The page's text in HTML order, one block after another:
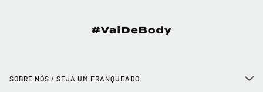
SOBRE NÓS / SEJA UM FRANQUEADO +